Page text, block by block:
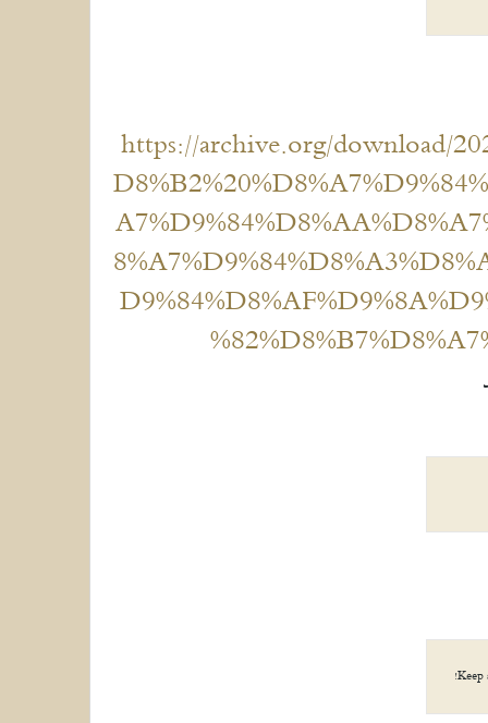
https://archive.org/download/
Keep